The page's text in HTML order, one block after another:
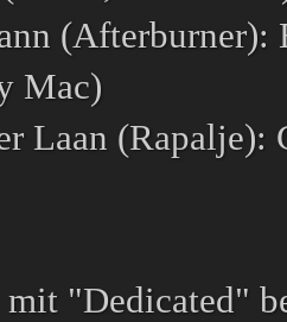
(Afterburner):
Mac)
Laan (Rapalje):
mit "Dedicated"